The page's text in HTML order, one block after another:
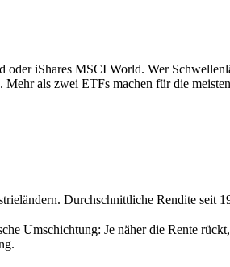
iShares MSCI World. Wer
als zwei ETFs machen für die
Durchschnittliche Rendite seit
Umschichtung: Je näher die Rente